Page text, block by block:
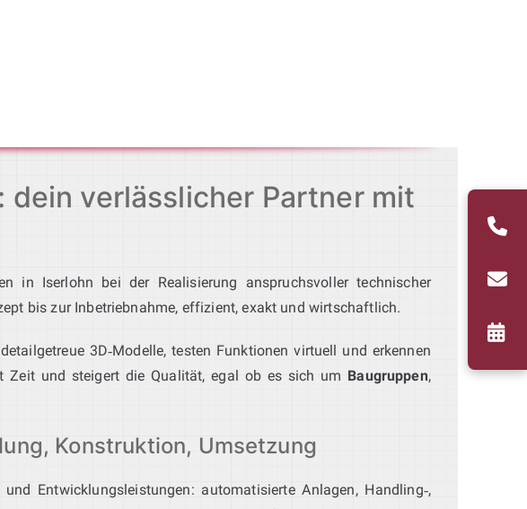
verlässlicher Partner mit
in Iserlohn bei der Realisierung anspruchsvoller technischer
bis zur Inbetriebnahme, effizient, exakt und wirtschaftlich.
3D‑Modelle, testen Funktionen virtuell und erkennen
Zeit und steigert die Qualität, egal ob es sich um Baugruppen,
Konstruktion, Umsetzung
Entwicklungsleistungen: automatisierte Anlagen, Handling‑,